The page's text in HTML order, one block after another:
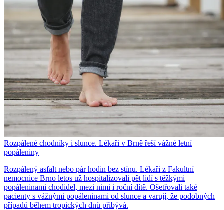
Rozpálené chodníky i slunce. Lékaři v Brně řeší vážné letní
popáleniny
Rozpálený asfalt nebo pár hodin bez stínu. Lékaři z Fakultní
nemocnice Brno letos už hospitalizovali pět lidí s těžkými
popáleninami chodidel, mezi nimi i roční dítě. Ošetřovali také
pacienty s vážnými popáleninami od slunce a varují, že podobných
případů během tropických dnů přibývá.